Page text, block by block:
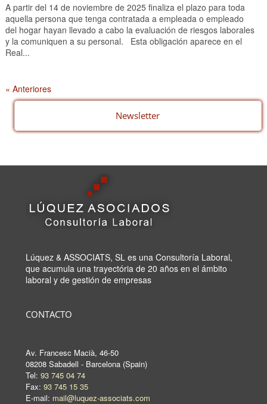
A partir del 14 de noviembre de 2025 finaliza el plazo para toda
aquella persona que tenga contratada a empleada o empleado
del hogar hayan llevado a cabo la evaluación de riesgos laborales
y la comuniquen a su personal. Esta obligación aparece en el
Real...
« Anteriores
Newsletter
Lúquez & ASSOCIATS, SL es una Consultoría Laboral,
que acumula una trayectória de 20 años en el ámbito
laboral y de gestión de empresas
CONTACTO
Av. Francesc Macià, 46-50
08208 Sabadell - Barcelona (Spain)
Tel: 93 745 04 74
Fax: 93 745 15 35
E-mail: mail@luquez-associats.com